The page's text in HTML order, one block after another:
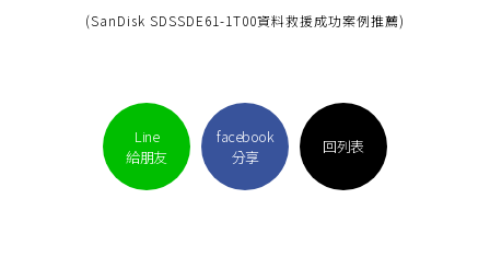
(SanDisk SDSSDE61-1T00資料救援成功案例推薦)
Line
給朋友
facebook
分享
回列表